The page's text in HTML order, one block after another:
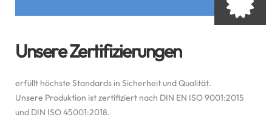
Unsere Zertifizierungen
erfüllt höchste Standards in Sicherheit und Qualität.
Unsere Produktion ist zertifiziert nach DIN EN ISO 9001:2015
und DIN ISO 45001:2018.